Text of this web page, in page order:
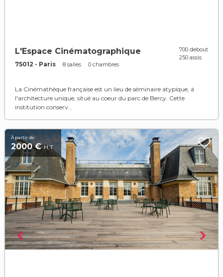
L'Espace Cinématographique
75012 - Paris 8 salles 0 chambres
700 debout
250 assis
La Cinémathèque française est un lieu de séminaire atypique, à
l'architecture unique, situé au coeur du parc de Bercy. Cette
institution conserv...
À partir de
2000 €H.T